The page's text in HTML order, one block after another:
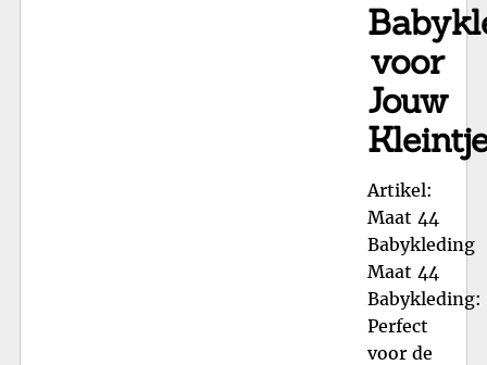
voor
Jouw
Artikel:
Maat 44
Babykleding
Maat 44
Babykleding:
Perfect
voor de